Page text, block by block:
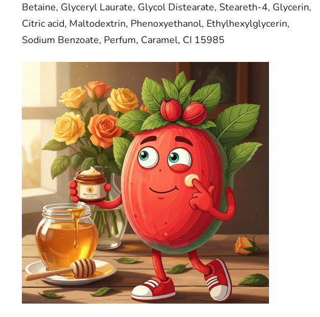
Betaine, Glyceryl Laurate, Glycol Distearate, Steareth-4, Glycerin,
Citric acid, Maltodextrin, Phenoxyethanol, Ethylhexylglycerin,
Sodium Benzoate, Perfum, Caramel, CI 15985